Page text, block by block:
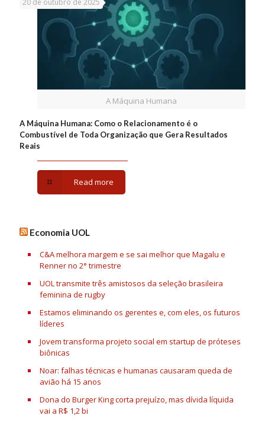
A Máquina Humana
20 de outubro de 2025
A Máquina Humana: Como o Relacionamento é o
Combustível de Toda Organização que Gera Resultados
Reais
Read more
Economia UOL
C&A melhora margem e se sai melhor que Magalu e
Renner no 2° trimestre
UOL transmite três amistosos da seleção brasileira
feminina de rugby
Estamos eliminando os gerentes e, com eles, os futuros
líderes
Jovem transforma projeto social em startup de próteses
biônicas
Noar: falhas técnicas e humanas causaram queda de
avião há 15 anos
Dona do Burger King corta prejuízo, mas dívida líquida
vai a R$ 1,2 bi